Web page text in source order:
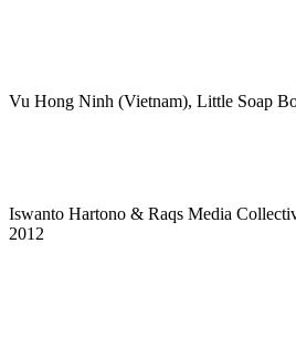
Vu Hong Ninh (Vietnam), Little Soap
Iswanto Hartono & Raqs Media
2012